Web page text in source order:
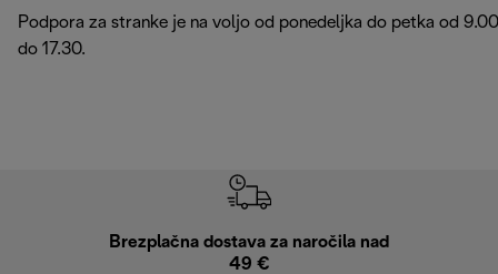
Podpora za stranke je na voljo od ponedeljka do petka od 9.00
do 17.30.
Brezplačna dostava za naročila nad
49 €